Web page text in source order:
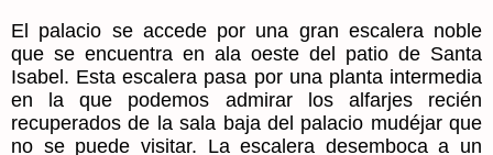
El palacio se accede por una gran escalera noble
que se encuentra en ala oeste del patio de Santa
Isabel. Esta escalera pasa por una planta intermedia
en la que podemos admirar los alfarjes recién
recuperados de la sala baja del palacio mudéjar que
no se puede visitar. La escalera desemboca a un